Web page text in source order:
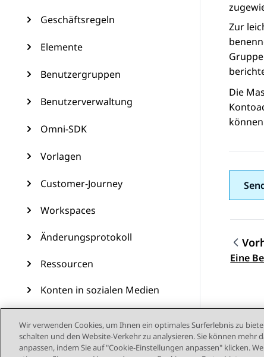
Geschäftsregeln
Elemente
Benutzergruppen
Benutzerverwaltung
Omni-SDK
Vorlagen
Customer-Journey
Workspaces
Änderungsprotokoll
Ressourcen
Konten in sozialen Medien
Konfigurieren der
Funktionen
Zur
Die
Eine
Wir verwenden Cookies, um Ihnen ein optimales Surferlebnis zu
schalten und den Website-Verkehr zu analysieren. Sie können mehr
anpassen, indem Sie auf "Cookie-Einstellungen anpassen" klicken.